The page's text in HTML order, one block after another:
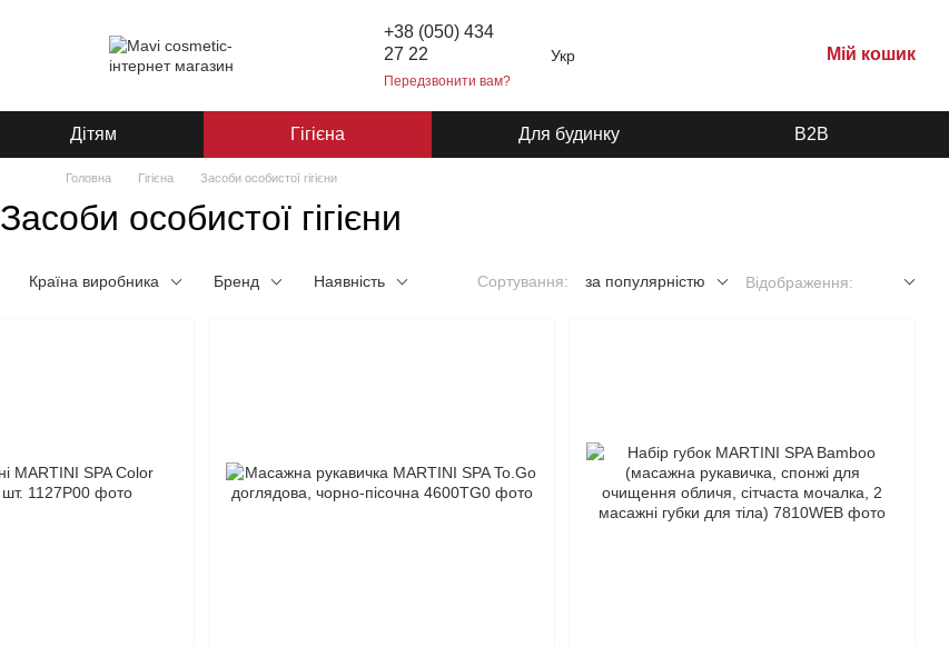
+38 (050) 434
27 22
Передзвонити вам?
Укр Мій кошик
Дітям Гігієна Для будинку B2B
Головна Гігієна Засоби особистої гігієни
Засоби особистої гігієни
Країна виробника Бренд Наявність Сортування: за популярністю Відображення: